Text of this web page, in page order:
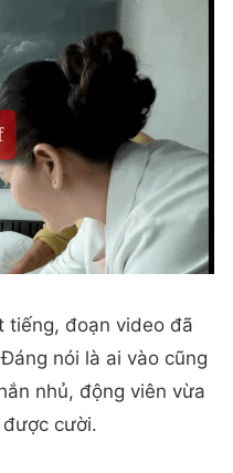
tiếng, đoạn video đã
nói là ai vào cũng
nhủ, động viên vừa
cười.